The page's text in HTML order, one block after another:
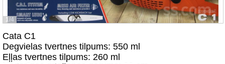
1/4
Cata C1
Degvielas tvertnes tilpums: 550 ml
Eļļas tvertnes tilpums: 260 ml